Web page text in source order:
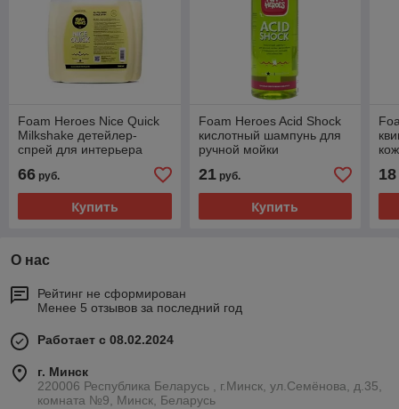
Foam Heroes Nice Quick
Milkshake детейлер-
спрей для интерьера
арт.FHB027
66 руб.
Купить
Foam Heroes Acid Shock
кислотный шампунь для
ручной мойки
арт.FHB062
21руб.
Купить
18
О нас
Рейтинг не сформирован
Менее 5 отзывов за последний год
Работает с 08.02.2024
г. Минск
220006 Республика Беларусь , г.Минск, ул.Семёнова, д.35,
комната №9, Минск, Беларусь